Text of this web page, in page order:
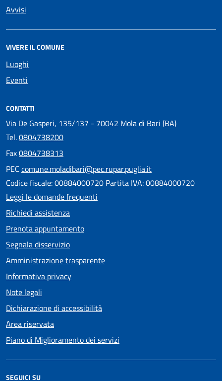
Avvisi
VIVERE IL COMUNE
Luoghi
Eventi
CONTATTI
Via De Gasperi, 135/137 - 70042 Mola di Bari (BA)
Tel.0804738200
Fax0804738313
PEC comune.moladibari@pec.rupar.puglia.it
Codice fiscale: 00884000720 Partita IVA: 00884000720
Leggi le domande frequenti
Richiedi assistenza
Prenota appuntamento
Segnala disservizio
Amministrazione trasparente
Informativa privacy
Note legali
Dichiarazione di accessibilità
Area riservata
Piano di Miglioramento dei servizi
SEGUICI SU